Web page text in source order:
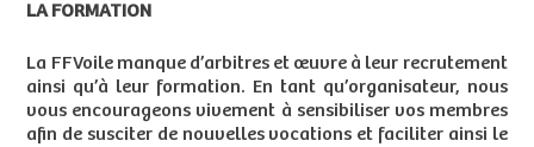
LA FORMATION
La FFVoile manque d’arbitres et œuvre à leur recrutement
ainsi qu’à leur formation. En tant qu’organisateur, nous
vous encourageons vivement à sensibiliser vos membres
afin de susciter de nouvelles vocations et faciliter ainsi le